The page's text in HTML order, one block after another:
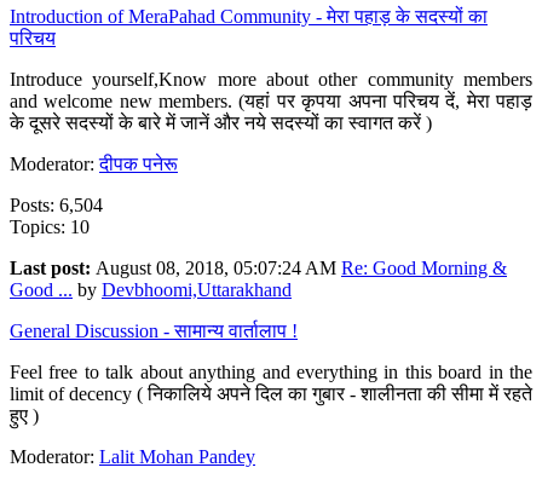
Introduction of MeraPahad Community - मेरा पहाड़ के सदस्यों का
परिचय
Introduce yourself,Know more about other community members
and welcome new members. (यहां पर कृपया अपना परिचय दें, मेरा पहाड़
के दूसरे सदस्यों के बारे में जानें और नये सदस्यों का स्वागत करें )
Moderator:दीपक पनेरू
Posts: 6,504
Topics: 10
Last post: August 08, 2018, 05:07:24 AM Re: Good Morning &
Good ... by Devbhoomi,Uttarakhand
General Discussion - सामान्य वार्तालाप !
Feel free to talk about anything and everything in this board in the
limit of decency ( निकालिये अपने दिल का गुबार - शालीनता की सीमा में रहते
हुए )
Moderator: Lalit Mohan Pandey